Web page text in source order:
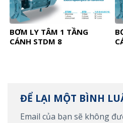
BƠM LY TÂM 1 TẦNG
CÁNH STDM 8
ĐỂ LẠI MỘT BÌNH
Email của bạn sẽ không